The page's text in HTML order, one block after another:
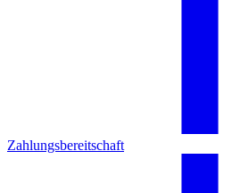
Zahlungsbereitschaft